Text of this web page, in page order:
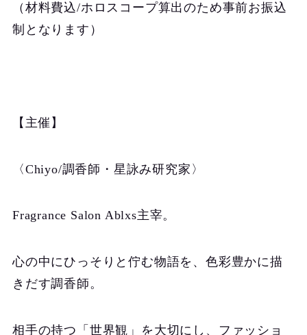
（材料費込/ホロスコープ算出のため事前お振込
制となります）
【主催】
〈Chiyo/調香師・星詠み研究家〉
Fragrance Salon Ablxs主宰。
心の中にひっそりと佇む物語を、色彩豊かに描
きだす調香師。
相手の持つ「世界観」を大切にし、ファッショ